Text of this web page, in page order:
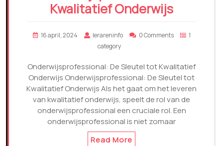
Kwalitatief Onderwijs
16 april, 2024 lerareninfo 0 Comments
1
category
Onderwijsprofessional: De Sleutel tot Kwalitatief
Onderwijs Onderwijsprofessional: De Sleutel tot
Kwalitatief Onderwijs Als het gaat om het leveren
van kwalitatief onderwijs, speelt de rol van de
onderwijsprofessional een cruciale rol. Een
onderwijsprofessional is niet zomaar
Read More